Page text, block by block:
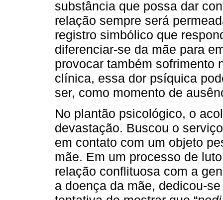
substância que possa dar
relação sempre será
registro simbólico que
diferenciar-se da mãe para
provocar também sofrimento
clínica, essa dor psíquica
ser, como momento de
No plantão psicológico, o
devastação. Buscou o
em contato com um objeto
mãe. Em um processo de
relação conflituosa com a
a doença da mãe, dedicou-